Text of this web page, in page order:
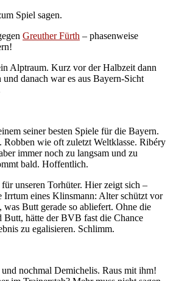
Spiel sagen.
Greuther Fürth – phasenweise
Alptraum. Kurz vor der Halbzeit dann
danach war es aus Bayern-Sicht
seiner besten Spiele für die Bayern.
Robben wie oft zuletzt Weltklasse. Ribéry
immer noch zu langsam und zu
bald. Hoffentlich.
unseren Torhüter. Hier zeigt sich –
Irrtum eines Klinsmann: Alter schützt vor
was Butt gerade so abliefert. Ohne die
Butt, hätte der BVB fast die Chance
zu egalisieren. Schlimm.
nochmal Demichelis. Raus mit ihm!